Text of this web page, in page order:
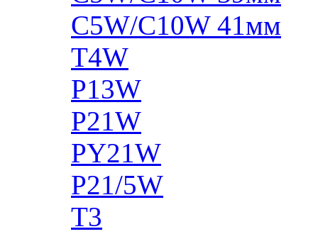
C5W/C10W 41мм
T4W
P13W
P21W
PY21W
P21/5W
T3